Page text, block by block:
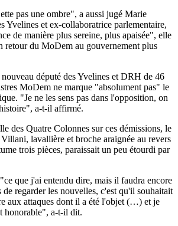
pas une ombre", a aussi jugé Marie
Yvelines et ex-collaboratrice parlementaire,
de manière plus sereine, plus apaisée", elle
retour du MoDem au gouvernement plus
député des Yvelines et DRH de 46
MoDem ne marque "absolument pas" le
"Je ne les sens pas dans l'opposition, on
a-t-il affirmé.
des Quatre Colonnes sur ces démissions, le
lavallière et broche araignée au revers
trois pièces, paraissait un peu étourdi par
que j'ai entendu dire, mais il faudra encore
de regarder les nouvelles, c'est qu'il souhaitait
aux attaques dont il a été l'objet (…) et je
honorable", a-t-il dit.